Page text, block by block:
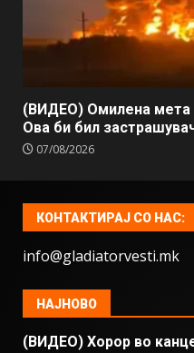
(ВИДЕО) Омилена мета
Ова би бил
07/08/2026
КОНТАКТИРАЈ СО НАС:
info@gladiatorvesti.mk
НАЈНОВО
(ВИДЕО) Хорор во